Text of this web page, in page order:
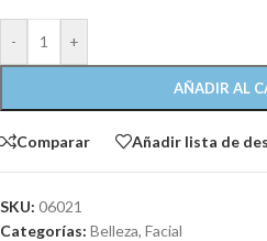
- +
AÑADIR AL
Comparar Añadir lista de
SKU: 06021
Categorías: Belleza, Facial